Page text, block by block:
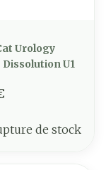
Urology
U1
de stock